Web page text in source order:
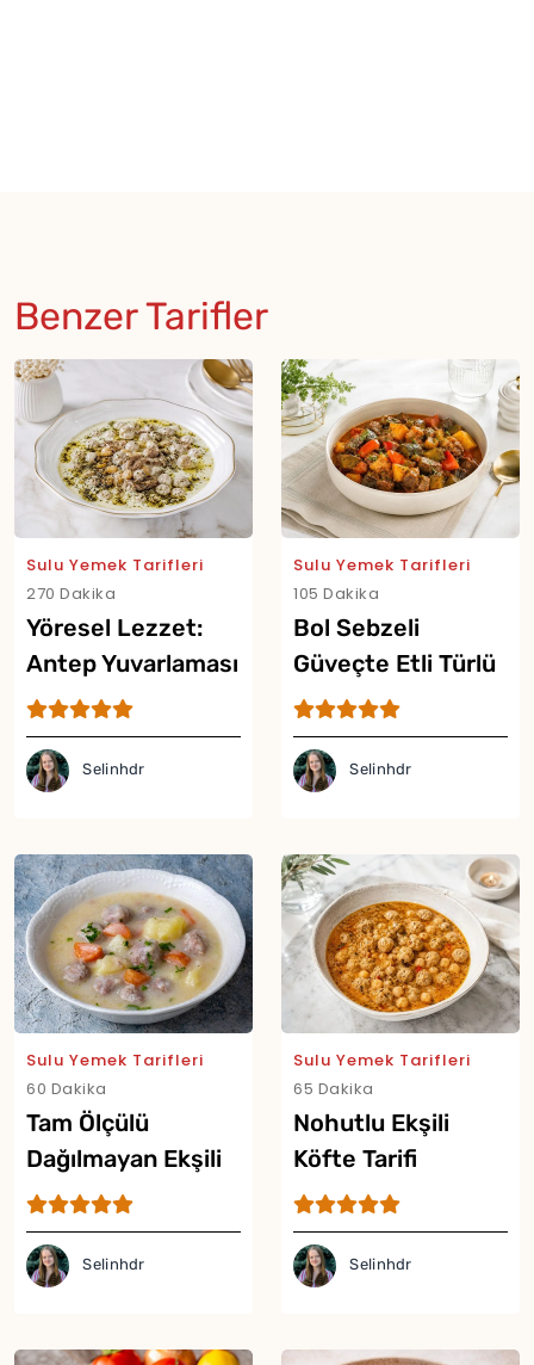
Benzer Tarifler
Sulu Yemek Tarifleri
270 Dakika
Yöresel Lezzet:
Antep Yuvarlaması
Tarifi
Selinhdr
Sulu Yemek Tarifleri
105 Dakika
Bol Sebzeli
Güveçte Etli Türlü
Tarifi
Selinhdr
Sulu Yemek Tarifleri
60 Dakika
Tam Ölçülü
Dağılmayan Ekşili
Sulu Köfte Tarifi
Selinhdr
Sulu Yemek Tarifleri
65 Dakika
Nohutlu Ekşili
Köfte Tarifi
Selinhdr